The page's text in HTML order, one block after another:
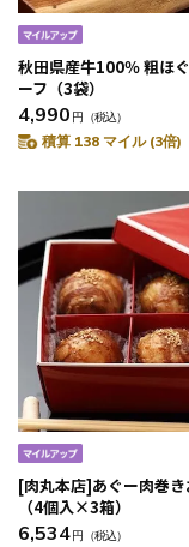
秋田県産牛100％ 粗ほ
ーフ（3袋）
4,990 円 （税込）
積算 138 マイル (3倍)
[肉丸本店]あぐー肉巻き
（4個入×3箱）
6,534円 （税込）